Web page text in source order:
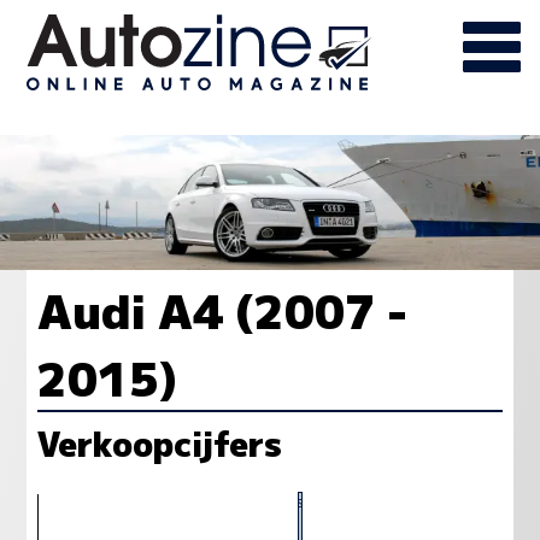
Audi A4 (2007 -
2015)
Verkoopcijfers
1411